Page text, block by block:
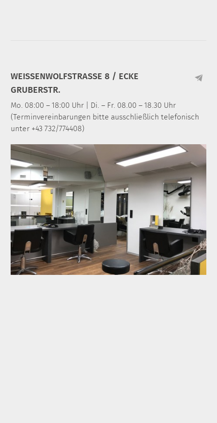
WEISSENWOLFSTRASSE 8 / ECKE
GRUBERSTR.
Mo. 08:00 – 18:00 Uhr | Di. – Fr. 08.00 – 18.30 Uhr
(Terminvereinbarungen bitte ausschließlich telefonisch
unter +43 732/774408)